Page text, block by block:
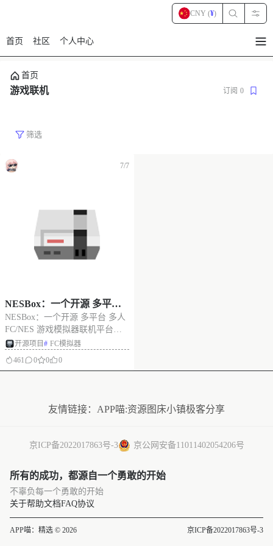
首页 社区 个人中心
CNY (¥)
首页
游戏联机 订阅 0
筛选
7/7
NESBox：一个开源 多平台
多人 FC/NES 游戏模拟器联
机平台，经典红白机游戏在
线联机
NESBox：一个开源 多平台 多人
FC/NES 游戏模拟器联机平台，
经典红白机游戏在线联机 项目
们玩在线多人游戏的首选平台
开源项目 # FC模拟器
461
0 0 0
友情链接： APP喵:资源 图床小镇极客分享
京ICP备2022017863号-3 京公网安备11011402054206号
所有的成功，都源自一个勇敢的开始
不辜负每一个勇敢的开始
关于帮助文档FAQ协议
APP喵：精选 © 2026 京ICP备2022017863号-3